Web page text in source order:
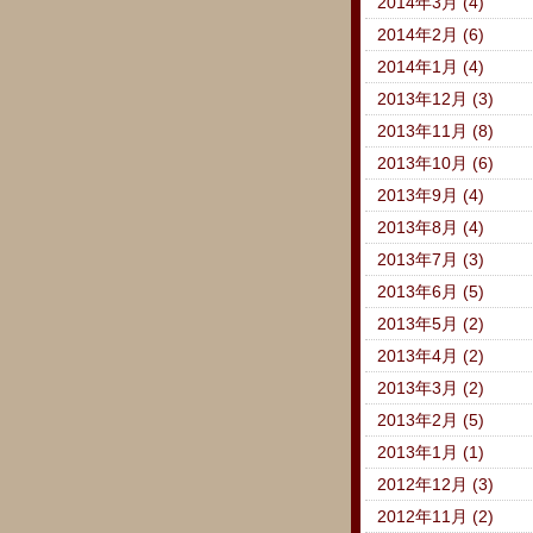
2014年2月 (6)
2014年1月 (4)
2013年12月 (3)
2013年11月 (8)
2013年10月 (6)
2013年9月 (4)
2013年8月 (4)
2013年7月 (3)
2013年6月 (5)
2013年5月 (2)
2013年4月 (2)
2013年3月 (2)
2013年2月 (5)
2013年1月 (1)
2012年12月 (3)
2012年11月 (2)